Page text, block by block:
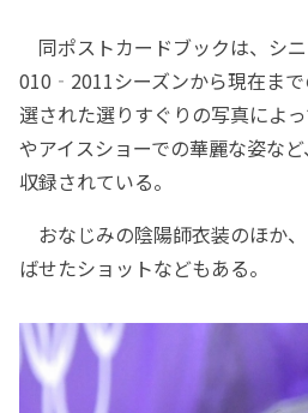
同ポストカードブックは、シ
010‐2011シーズンから現在ま
選された選りすぐりの写真によ
やアイスショーでの華麗な姿な
収録されている。
おなじみの陰陽師衣装のほか
ばせたショットなどもある。